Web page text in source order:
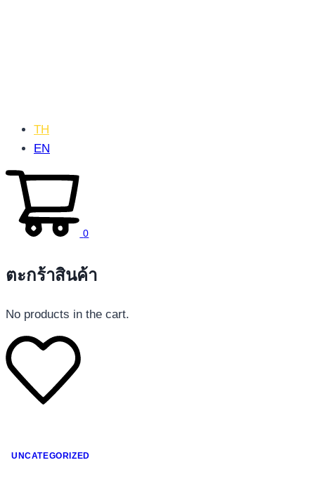
โทรศัพท์มือถือ
TH
EN
0
ตะกร้าสินค้า
No products in the cart.
UNCATEGORIZED